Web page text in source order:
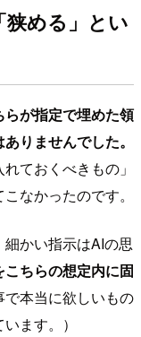
狭める」とい
らが指定で埋めた領
りませんでした。
ておくべきもの」
なかったのです。
かい指示はAIの思
ちらの想定内に固
本当に欲しいもの
ます。）